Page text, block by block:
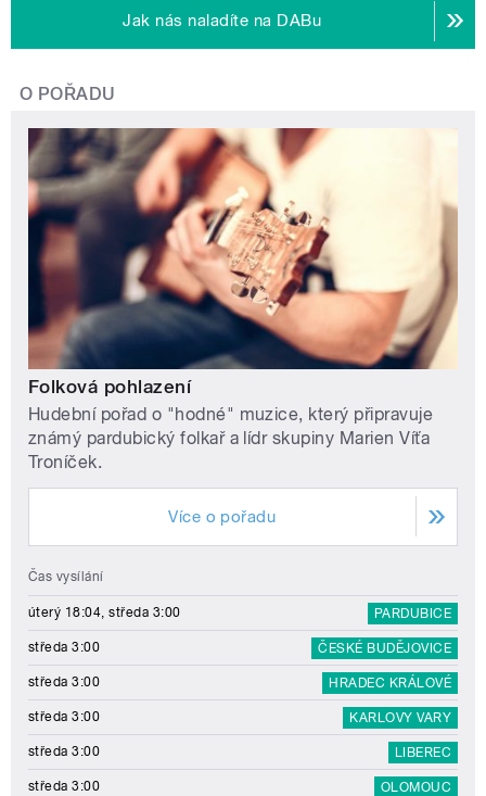
Jak nás naladíte na DABu
O POŘADU
Folková pohlazení
Hudební pořad o "hodné" muzice, který připravuje
známý pardubický folkař a lídr skupiny Marien Víťa
Troníček.
Více o pořadu
Čas vysílání
úterý 18:04, středa 3:00 PARDUBICE
středa 3:00 ČESKÉ BUDĚJOVICE
středa 3:00 HRADEC KRÁLOVÉ
středa 3:00 KARLOVY VARY
středa 3:00 LIBEREC
středa 3:00 OLOMOUC